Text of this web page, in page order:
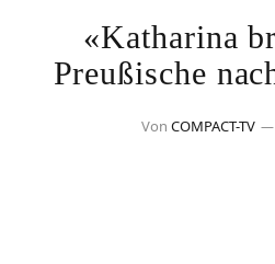
«Katharina
Preußische
Von COMPACT-TV